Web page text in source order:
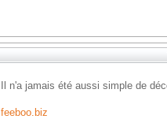
Il n'a jamais été aussi simple de
feeboo.biz